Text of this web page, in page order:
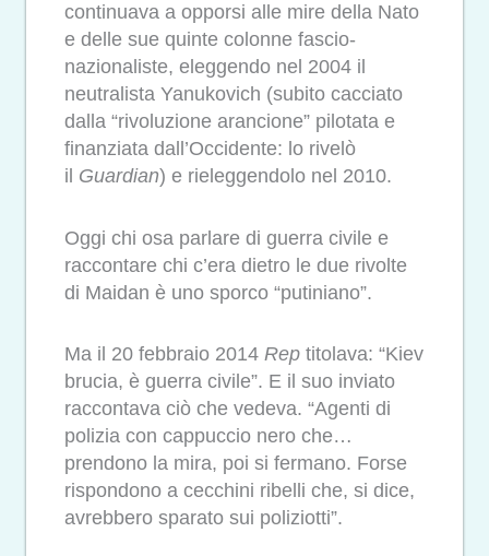
continuava a opporsi alle mire della Nato
e delle sue quinte colonne fascio-
nazionaliste, eleggendo nel 2004 il
neutralista Yanukovich (subito cacciato
dalla “rivoluzione arancione” pilotata e
finanziata dall’Occidente: lo rivelò
il Guardian) e rieleggendolo nel 2010.
Oggi chi osa parlare di guerra civile e
raccontare chi c’era dietro le due rivolte
di Maidan è uno sporco “putiniano”.
Ma il 20 febbraio 2014 Rep titolava: “Kiev
brucia, è guerra civile”. E il suo inviato
raccontava ciò che vedeva. “Agenti di
polizia con cappuccio nero che…
prendono la mira, poi si fermano. Forse
rispondono a cecchini ribelli che, si dice,
avrebbero sparato sui poliziotti”.